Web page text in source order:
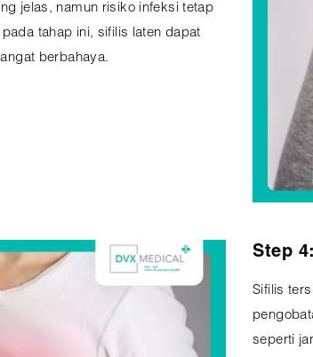
jelas, namun risiko infeksi tetap
tahap ini, sifilis laten dapat
berbahaya.
Step
Sifilis
seperti